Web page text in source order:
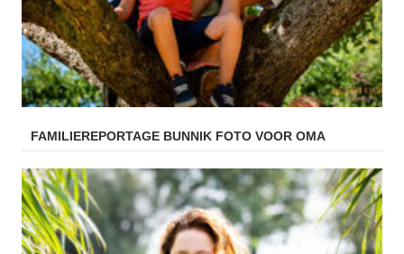
FAMILIEREPORTAGE BUNNIK FOTO VOOR OMA